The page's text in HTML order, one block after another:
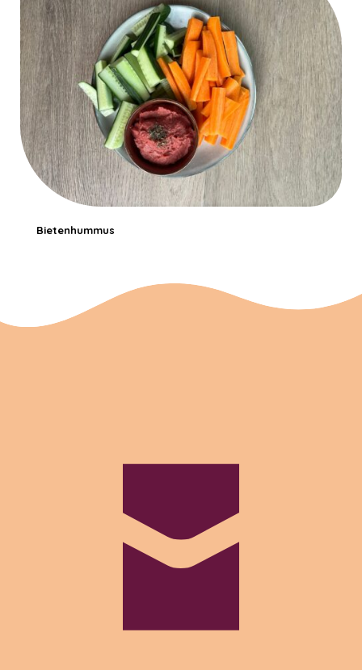
Bietenhummus